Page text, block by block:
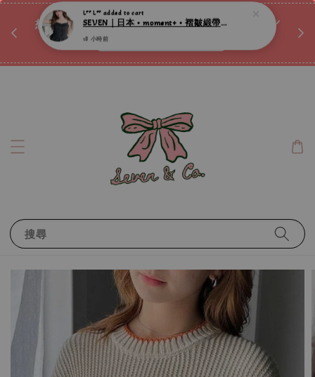
想訂製屬於自己的『水晶手鍊』嗎ꕀ♡ 私訊我們.ᐟ.ᐟ
📣Instagram 這邊按下去
搜尋